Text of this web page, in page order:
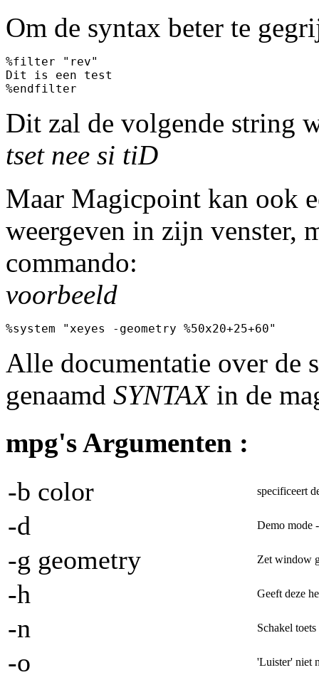
Om de syntax beter te
%filter "rev"
Dit is een test
Dit zal de volgende string
tset nee si tiD
Maar Magicpoint kan ook
weergeven in zijn venster,
commando:
voorbeeld
Alle documentatie over de
genaamd SYNTAXin de
mpg's Argumenten :
-b color specificeert
-d Demo mode
-g geometry Zet window
-h Geeft deze
-n Schakel
-o 'Luister' niet